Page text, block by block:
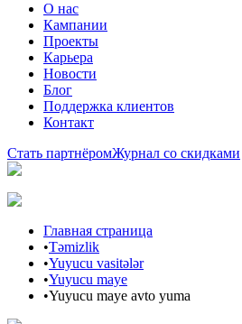
О нас
Кампании
Проекты
Карьера
Новости
Блог
Поддержка клиентов
Контакт
Стать партнёромЖурнал со скидками
Главная страница
•Təmizlik
•Yuyucu vasitələr
•Yuyucu maye
•Yuyucu maye avto yuma